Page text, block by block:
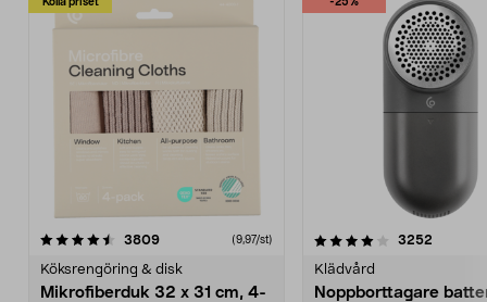
Kolla priset
3809recensioner (9,97/st)
Köksrengöring & disk
Mikrofiberduk 32 x 31 cm, 4-
-25%
4.0av 5 stjärnor 3252
Klädvård
Noppborttagare
4.5av 5 stjärnor